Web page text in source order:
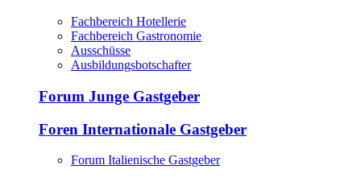
Fachbereich Hotellerie
Fachbereich Gastronomie
Ausschüsse
Ausbildungsbotschafter
Forum Junge Gastgeber
Foren Internationale Gastgeber
Forum Italienische Gastgeber